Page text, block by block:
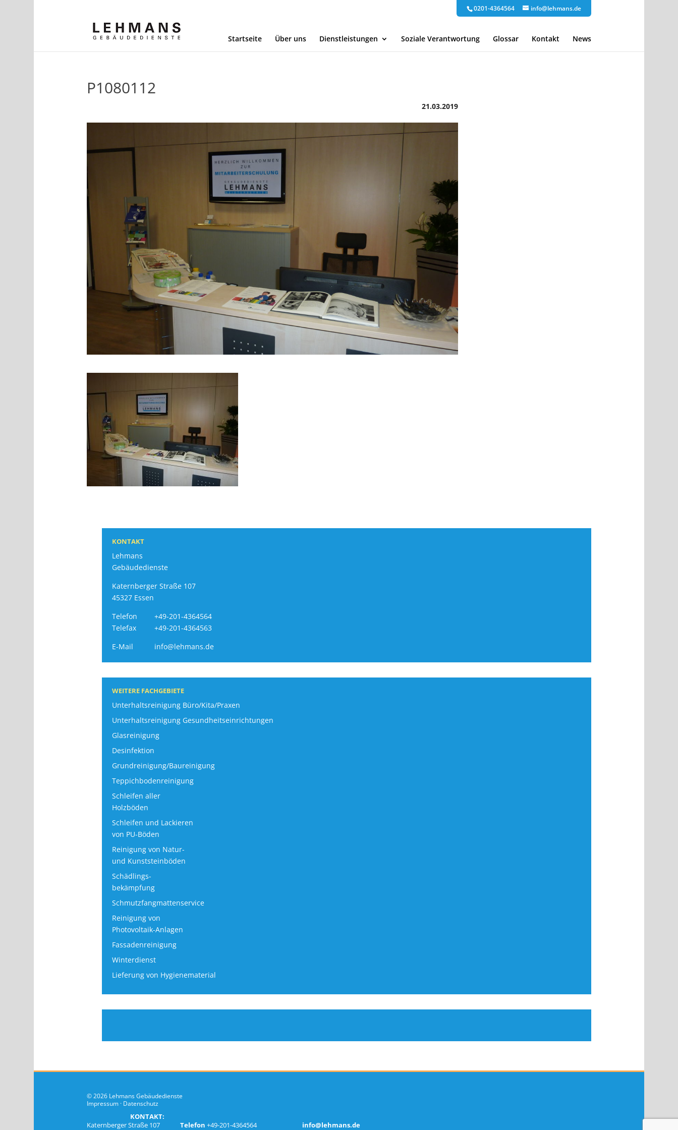
0201-4364564 info@lehmans.de
Startseite Über uns Dienstleistungen Soziale Verantwortung Glossar Kontakt News
P1080112
21.03.2019
KONTAKT
Lehmans
Gebäudedienste
Katernberger Straße 107
45327 Essen
Telefon
+49-201-4364564
Telefax
+49-201-4364563
E-Mail
info@lehmans.de
WEITERE FACHGEBIETE
Unterhaltsreinigung Büro/Kita/Praxen
Unterhaltsreinigung Gesundheitseinrichtungen
Glasreinigung
Desinfektion
Grundreinigung/Baureinigung
Teppichbodenreinigung
Schleifen aller
Holzböden
Schleifen und Lackieren
von PU-Böden
Reinigung von Natur-
und Kunststeinböden
Schädlings-
bekämpfung
Schmutzfangmattenservice
Reinigung von
Photovoltaik-Anlagen
Fassadenreinigung
Winterdienst
Lieferung von Hygienematerial
© 2026 Lehmans Gebäudedienste
Impressum · Datenschutz
KONTAKT:
Katernberger Straße 107
Telefon +49-201-4364564
info@lehmans.de